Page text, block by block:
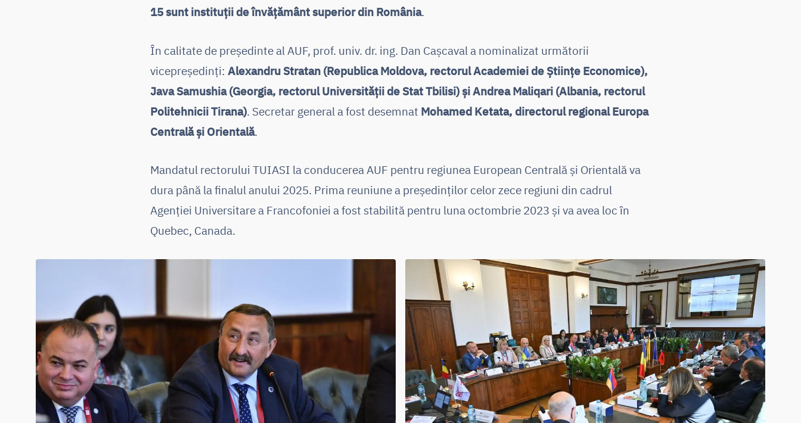
15 sunt instituții de învățământ superior din România.
În calitate de președinte al AUF, prof. univ. dr. ing. Dan Cașcaval a nominalizat următorii
vicepreședinți: Alexandru Stratan (Republica Moldova, rectorul Academiei de Științe Economice),
Java Samushia (Georgia, rectorul Universității de Stat Tbilisi) și Andrea Maliqari (Albania, rectorul
Politehnicii Tirana). Secretar general a fost desemnat Mohamed Ketata, directorul regional Europa
Centrală și Orientală.
Mandatul rectorului TUIASI la conducerea AUF pentru regiunea European Centrală și Orientală va
dura până la finalul anului 2025. Prima reuniune a președinților celor zece regiuni din cadrul
Agenției Universitare a Francofoniei a fost stabilită pentru luna octombrie 2023 și va avea loc în
Quebec, Canada.